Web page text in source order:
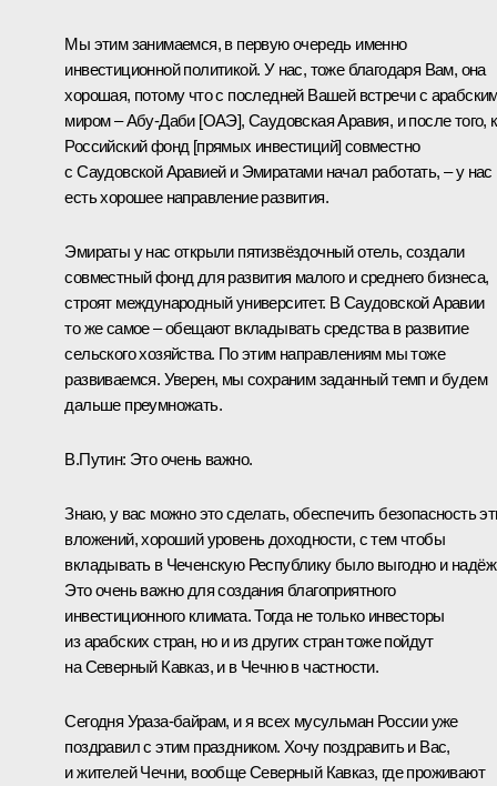
Мы этим занимаемся, в первую очередь именно
инвестиционной политикой. У нас, тоже благодаря Вам, она
хорошая, потому что с последней Вашей встречи с
миром – Абу-Даби [ОАЭ], Саудовская Аравия, и после того,
Российский фонд [прямых инвестиций] совместно
с Саудовской Аравией и Эмиратами начал работать, – у нас
есть хорошее направление развития.
Эмираты у нас открыли пятизвёздочный отель, создали
совместный фонд для развития малого и среднего бизнеса,
строят международный университет. В Саудовской Аравии
то же самое – обещают вкладывать средства в развитие
сельского хозяйства. По этим направлениям мы тоже
развиваемся. Уверен, мы сохраним заданный темп и будем
дальше преумножать.
В.Путин: Это очень важно.
Знаю, у вас можно это сделать, обеспечить безопасность
вложений, хороший уровень доходности, с тем чтобы
вкладывать в Чеченскую Республику было выгодно и
Это очень важно для создания благоприятного
инвестиционного климата. Тогда не только инвесторы
из арабских стран, но и из других стран тоже пойдут
на Северный Кавказ, и в Чечню в частности.
Сегодня Ураза-байрам, и я всех мусульман России уже
поздравил с этим праздником. Хочу поздравить и Вас,
и жителей Чечни, вообще Северный Кавказ, где проживают